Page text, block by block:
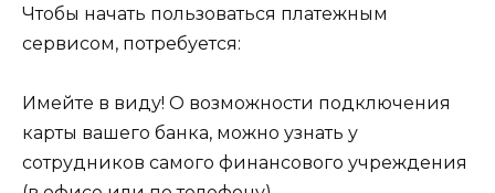
Чтобы начать пользоваться платежным
сервисом, потребуется:
Имейте в виду! О возможности подключения
карты вашего банка, можно узнать у
сотрудников самого финансового учреждения